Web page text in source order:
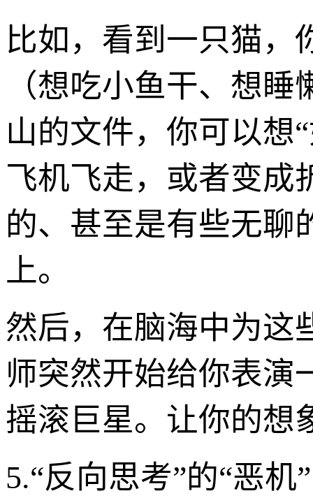
比如，看到一只猫
（想吃小鱼干、想
山的文件，你可以
飞机飞走，或者变成
的、甚至是有些无聊
上。
然后，在脑海中为这
师突然开始给你表演
摇滚巨星。让你的想
5.“反向思考”的“恶机